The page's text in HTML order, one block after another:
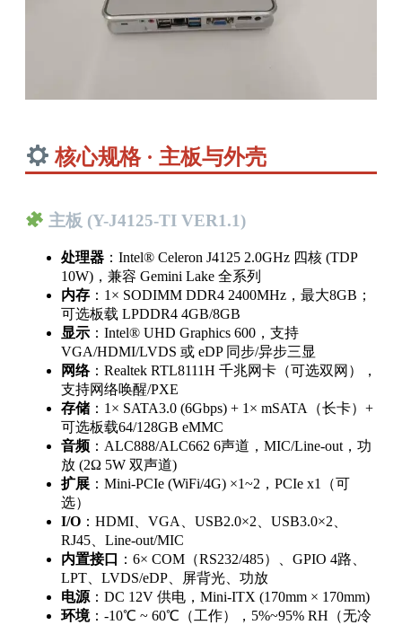
核心规格 · 主板与外壳
主板 (Y-J4125-TI VER1.1)
处理器 ：Intel® Celeron J4125 2.0GHz 四核 (TDP
10W)，兼容 Gemini Lake 全系列
内存 ：1× SODIMM DDR4 2400MHz，最大8GB；
可选板载 LPDDR4 4GB/8GB
显示 ：Intel® UHD Graphics 600，支持
VGA/HDMI/LVDS 或 eDP 同步/异步三显
网络：Realtek RTL8111H 千兆网卡（可选双网），
支持网络唤醒/PXE
存储 ：1× SATA3.0 (6Gbps) + 1× mSATA（长卡）+
可选板载64/128GB eMMC
音频 ：ALC888/ALC662 6声道，MIC/Line-out，功
放 (2Ω 5W 双声道)
扩展 ：Mini-PCIe (WiFi/4G) ×1~2，PCIe x1（可
选）
I/O ：HDMI、VGA、USB2.0×2、USB3.0×2、
RJ45、Line-out/MIC
内置接口
：6× COM（RS232/485）、GPIO 4路、
LPT、LVDS/eDP、屏背光、功放
电源 ：DC 12V 供电，Mini-ITX (170mm × 170mm)
环境：-10℃ ~ 60℃（工作），5%~95% RH（无冷